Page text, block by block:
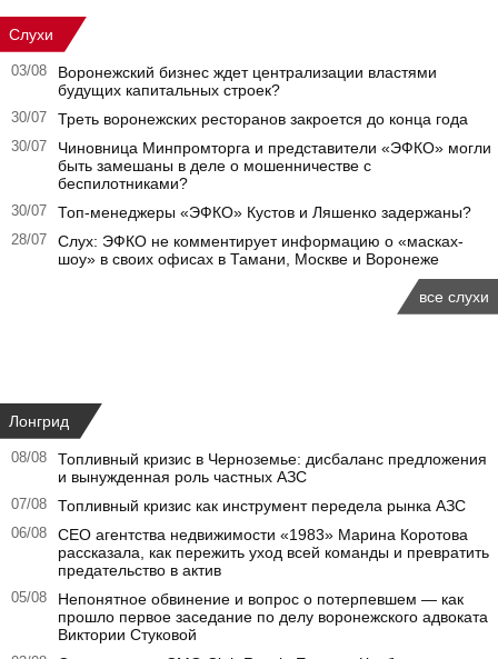
Слухи
03/08
Воронежский бизнес ждет централизации властями
будущих капитальных строек?
30/07 Треть воронежских ресторанов закроется до конца года
30/07
Чиновница Минпромторга и представители «ЭФКО» могли
быть замешаны в деле о мошенничестве с
беспилотниками?
30/07 Топ-менеджеры «ЭФКО» Кустов и Ляшенко задержаны?
28/07
Слух: ЭФКО не комментирует информацию о «масках-
шоу» в своих офисах в Тамани, Москве и Воронеже
все слухи
Лонгрид
08/08
Топливный кризис в Черноземье: дисбаланс предложения
и вынужденная роль частных АЗС
07/08 Топливный кризис как инструмент передела рынка АЗС
06/08
CEO агентства недвижимости «1983» Марина Коротова
рассказала, как пережить уход всей команды и превратить
предательство в актив
05/08
Непонятное обвинение и вопрос о потерпевшем — как
прошло первое заседание по делу воронежского адвоката
Виктории Стуковой